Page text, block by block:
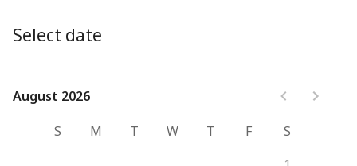
Select date
August 2026
August 2026
S
M T W T F
S